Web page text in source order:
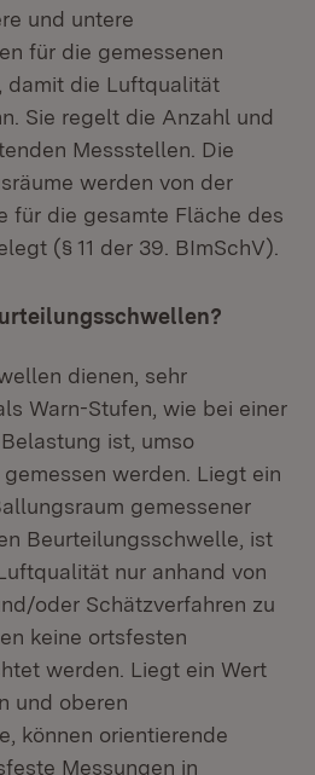
und untere
für die gemessenen
damit die Luftqualität
Sie regelt die Anzahl und
Messstellen. Die
werden von der
für die gesamte Fläche des
(§ 11 der 39. BImSchV).
dienen, sehr
Warn-Stufen, wie bei einer
ist, umso
werden. Liegt ein
gemessener
Beurteilungsschwelle, ist
nur anhand von
oder Schätzverfahren zu
keine ortsfesten
werden. Liegt ein Wert
und oberen
können orientierende
Messungen in